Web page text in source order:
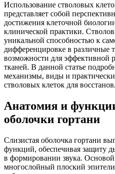
Использование стволовых
представляет собой
достижения клеточной
клинической практики.
уникальной способностью к
дифференцировке в различные
возможности для эффективной
тканей. В данной статье
механизмы, виды и
стволовых клеток для
Анатомия и
оболочки гортани
Слизистая оболочка гортани
функций, обеспечивая защиту
в формировании звука. Основой
многослойный плоский